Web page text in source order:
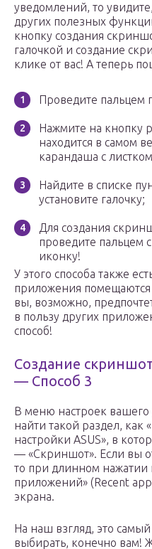
уведомлений, то
других полезных
кнопку создания
галочкой и создание
клике от вас! А теперь
Проведите пальцем
Нажмите на кнопку
находится в самом
карандаша с
Найдите в списке
установите галочку;
Для создания
проведите пальцем
иконку!
У этого способа также
приложения помещаются
вы, возможно,
в пользу других
способ!
Создание
— Способ 3
В меню настроек вашего
найти такой раздел, как
настройки ASUS», в
— «Скриншот». Если вы
то при длинном нажатии
приложений» (Recent
экрана.
На наш взгляд, это
выбирать, конечно вам!